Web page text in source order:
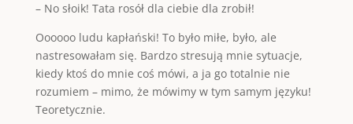
– No słoik! Tata rosół dla ciebie dla zrobił!
Oooooo ludu kapłański! To było miłe, było, ale
nastresowałam się. Bardzo stresują mnie sytuacje,
kiedy ktoś do mnie coś mówi, a ja go totalnie nie
rozumiem – mimo, że mówimy w tym samym języku!
Teoretycznie.